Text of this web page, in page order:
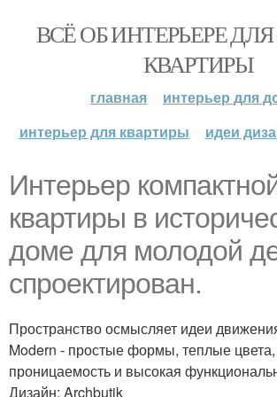
ВСЁ ОБ ИНТЕРЬЕРЕ
КВАРТИРЫ
главная
интерьер для
интерьер для квартиры
идеи
Интерьер
квартиры в
доме для молодой
спроектирован.
Пространство осмысляет идеи
Modern - простые формы, теплые цвета,
проницаемость и высокая
Дизайн: Archbutik